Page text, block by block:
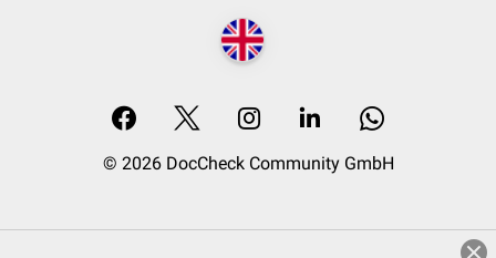
© 2026 DocCheck Community GmbH